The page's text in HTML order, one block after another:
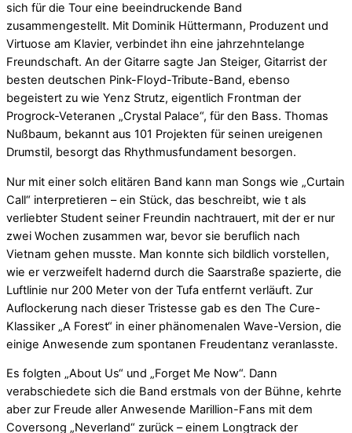
sich für die Tour eine beeindruckende Band
zusammengestellt. Mit Dominik Hüttermann, Produzent und
Virtuose am Klavier, verbindet ihn eine jahrzehntelange
Freundschaft. An der Gitarre sagte Jan Steiger, Gitarrist der
besten deutschen Pink-Floyd-Tribute-Band, ebenso
begeistert zu wie Yenz Strutz, eigentlich Frontman der
Progrock-Veteranen „Crystal Palace“, für den Bass. Thomas
Nußbaum, bekannt aus 101 Projekten für seinen ureigenen
Drumstil, besorgt das Rhythmusfundament besorgen.
Nur mit einer solch elitären Band kann man Songs wie „Curtain
Call“ interpretieren – ein Stück, das beschreibt, wie t als
verliebter Student seiner Freundin nachtrauert, mit der er nur
zwei Wochen zusammen war, bevor sie beruflich nach
Vietnam gehen musste. Man konnte sich bildlich vorstellen,
wie er verzweifelt hadernd durch die Saarstraße spazierte, die
Luftlinie nur 200 Meter von der Tufa entfernt verläuft. Zur
Auflockerung nach dieser Tristesse gab es den The Cure-
Klassiker „A Forest“ in einer phänomenalen Wave-Version, die
einige Anwesende zum spontanen Freudentanz veranlasste.
Es folgten „About Us“ und „Forget Me Now“. Dann
verabschiedete sich die Band erstmals von der Bühne, kehrte
aber zur Freude aller Anwesende Marillion-Fans mit dem
Coversong „Neverland“ zurück – einem Longtrack der